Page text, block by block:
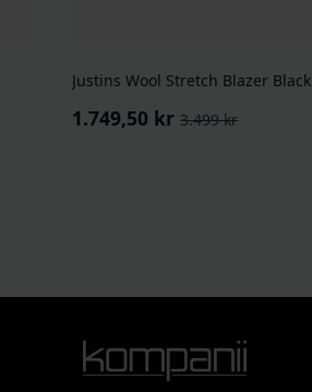
Justins Wool Stretch Blazer Black
3.499kr
Opprinnelig
1.749,50 kr
Nåværende